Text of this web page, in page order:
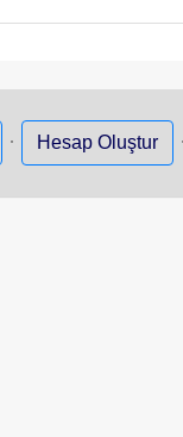
· Hesap Oluştur ·